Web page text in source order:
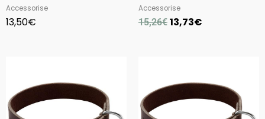
Accessorise
13,50€
Accessorise
15,26€ 13,73€